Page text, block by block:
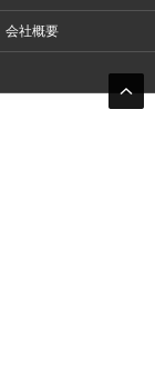
会社概要